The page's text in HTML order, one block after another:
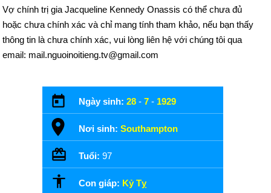
Vợ chính trị gia Jacqueline Kennedy Onassis có thể chưa đủ
hoặc chưa chính xác và chỉ mang tính tham khảo, nếu bạn thấy
thông tin là chưa chính xác, vui lòng liên hệ với chúng tôi qua
email: mail.nguoinoitieng.tv@gmail.com
Ngày sinh: 28 - 7 - 1929
Nơi sinh: Southampton
Tuổi: 97
Con giáp: Kỷ Tỵ